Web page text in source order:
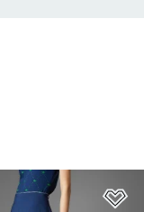
de deseos